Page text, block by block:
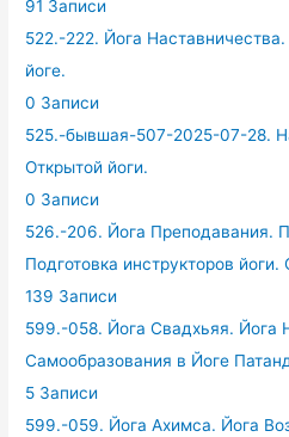
91 Записи
522.-222. Йога
йоге.
0 Записи
525.-бывшая-507-2025-07-28.
Открытой йоги.
0 Записи
526.-206. Йога Преподавания.
Подготовка инструкторов йоги.
139 Записи
599.-058. Йога Свадхьяя. Йога
Самообразования в Йоге
5 Записи
599.-059. Йога Ахимса. Йога